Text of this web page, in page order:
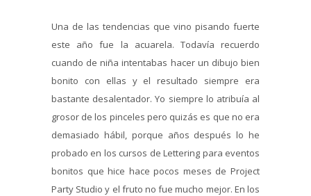
Una de las tendencias que vino pisando fuerte
este año fue la acuarela. Todavía recuerdo
cuando de niña intentabas hacer un dibujo bien
bonito con ellas y el resultado siempre era
bastante desalentador. Yo siempre lo atribuía al
grosor de los pinceles pero quizás es que no era
demasiado hábil, porque años después lo he
probado en los cursos de Lettering para eventos
bonitos que hice hace pocos meses de Project
Party Studio y el fruto no fue mucho mejor. En los